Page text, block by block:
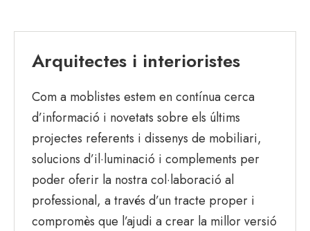
Arquitectes i interioristes
Com a moblistes estem en contínua cerca
d’informació i novetats sobre els últims
projectes referents i dissenys de mobiliari,
solucions d’il·luminació i complements per
poder oferir la nostra col·laboració al
professional, a través d’un tracte proper i
compromès que l’ajudi a crear la millor versió